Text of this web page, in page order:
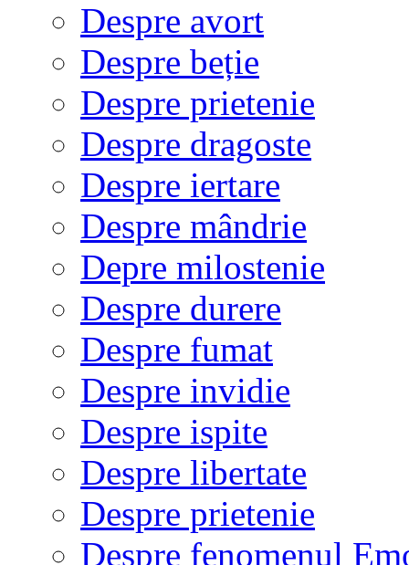
Despre avort
Despre beție
Despre prietenie
Despre dragoste
Despre iertare
Despre mândrie
Depre milostenie
Despre durere
Despre fumat
Despre invidie
Despre ispite
Despre libertate
Despre prietenie
Despre fenomenul